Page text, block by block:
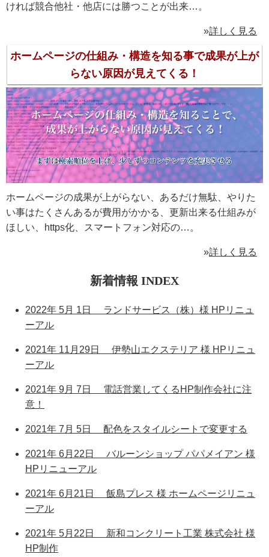
ければ競合他社・他店には勝つことが出来…。
»詳しく見る
ホームページの仕組み・構造を知る事で成果が上が
らない原因が見えてくる！
ホームページの成果が上がらない、あるだけ無駄、やりた
い事はたくさんあるが費用がかかる、更新出来る仕組みが
ほしい、https化、スマートフォン対応の…。
»詳しく見る
新着情報 INDEX
2022年 5月 1日 ランドサービス（株）様 HPリニュ
ーアル
2021年 11月29日 伊勢山エクステリア 様 HPリニュ
ーアル
2021年 9月 7日 電話営業してくるHP制作会社に注
意！
2021年 7月 5日 配色をスタイルシートで変更する
2021年 6月22日 バルーンショップ パパメイアン 様
HPリニューアル
2021年 6月21日 飯島プレス 様 ホームページリニュ
ーアル
2021年 5月22日 新和コンクリート工業 株式会社 様
HP制作